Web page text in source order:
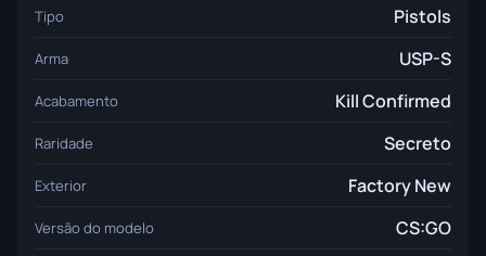
Tipo Pistols
Arma USP-S
Acabamento Kill Confirmed
Raridade Secreto
Exterior Factory New
Versão do modelo CS:GO